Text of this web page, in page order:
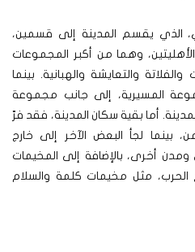
الذي يقسم المدينة إلى قسمين،
وهما من أكبر المجموعات
والفلاتة والتعايشة والهبانية. بينما
المسيرية، إلى جانب مجموعة
أما بقية سكان المدينة، فقد فرّ
بينما لجأ البعض الآخر إلى خارج
ومدن أخرى، بالإضافة إلى المخيمات
الحرب، مثل مخيمات كلمة والسلام